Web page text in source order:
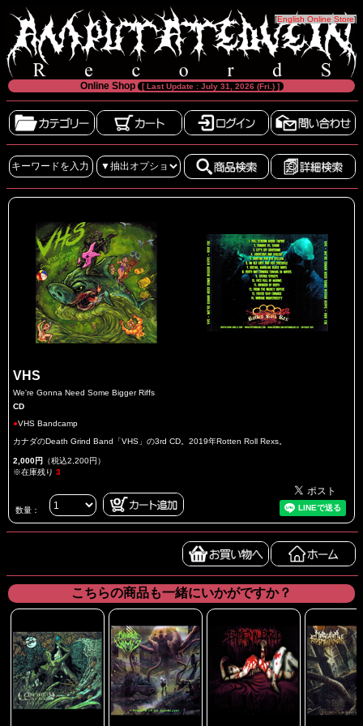
[English Online Store]
Online Shop [ Last Update : July 31, 2026 (Fri.) ]
VHS
We're Gonna Need Some Bigger Riffs
CD
●VHS Bandcamp
カナダのDeath Grind Band「VHS」の3rd CD。2019年Rotten Roll Rexs。
2,000円 （税込2,200円）
※在庫残り 3
数量：
こちらの商品も一緒にいかがですか？